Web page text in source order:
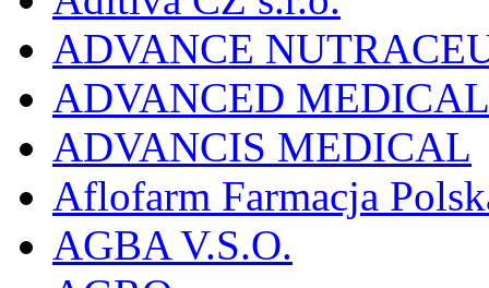
ADVANCE
ADVANCED
ADVANCIS MEDICAL
Aflofarm Farmacja
AGBA V.S.O.